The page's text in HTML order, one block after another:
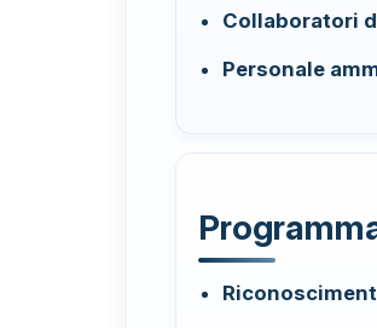
Collaboratori
Personale